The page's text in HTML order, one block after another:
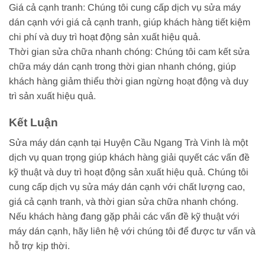
Giá cả cạnh tranh: Chúng tôi cung cấp dịch vụ sửa máy
dán cạnh với giá cả cạnh tranh, giúp khách hàng tiết kiệm
chi phí và duy trì hoạt động sản xuất hiệu quả.
Thời gian sửa chữa nhanh chóng: Chúng tôi cam kết sửa
chữa máy dán cạnh trong thời gian nhanh chóng, giúp
khách hàng giảm thiểu thời gian ngừng hoạt động và duy
trì sản xuất hiệu quả.
Kết Luận
Sửa máy dán cạnh tại Huyện Cầu Ngang Trà Vinh là một
dịch vụ quan trọng giúp khách hàng giải quyết các vấn đề
kỹ thuật và duy trì hoạt động sản xuất hiệu quả. Chúng tôi
cung cấp dịch vụ sửa máy dán cạnh với chất lượng cao,
giá cả cạnh tranh, và thời gian sửa chữa nhanh chóng.
Nếu khách hàng đang gặp phải các vấn đề kỹ thuật với
máy dán cạnh, hãy liên hệ với chúng tôi để được tư vấn và
hỗ trợ kịp thời.